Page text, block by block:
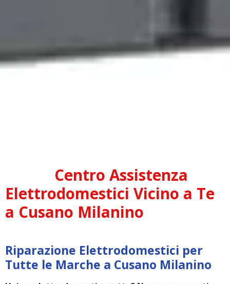
Centro Assistenza
Elettrodomestici Vicino a Te
a Cusano Milanino
Riparazione Elettrodomestici per
Tutte le Marche a Cusano Milanino